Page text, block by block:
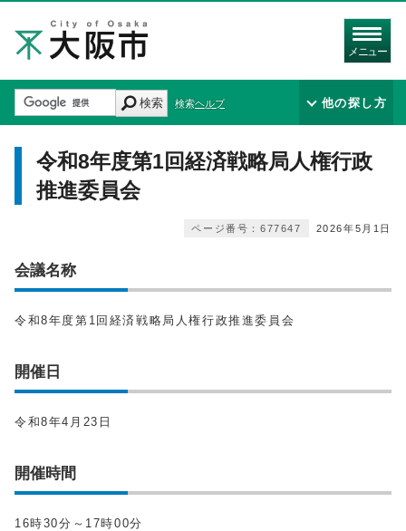
メニュー
検索 検索ヘルプ 他の探し方
令和8年度第1回経済戦略局人権行政
推進委員会
2026年5月1日
ページ番号：677647
会議名称
令和8年度第1回経済戦略局人権行政推進委員会
開催日
令和8年4月23日
開催時間
16時30分～17時00分